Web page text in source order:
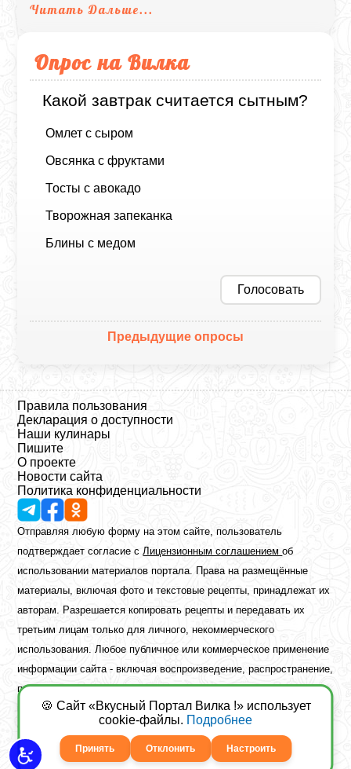
Читать Дальше...
Опрос на Вилка
Какой завтрак считается сытным?
Омлет с сыром
Овсянка с фруктами
Тосты с авокадо
Творожная запеканка
Блины с медом
Голосовать
Предыдущие опросы
Правила пользования
Декларация о доступности
Наши кулинары
Пишите
О проекте
Новости сайта
Политика конфиденциальности
Отправляя любую форму на этом сайте, пользователь
подтверждает согласие сЛицензионным соглашениемоб
использовании материалов портала. Права на размещённые
материалы, включая фото и текстовые рецепты, принадлежат их
авторам. Разрешается копировать рецепты и передавать их
третьим лицам только для личного, некоммерческого
использования. Любое публичное или коммерческое применение
информации сайта - включая воспроизведение, распространение,
публикацию или обработку - возможно лишь при наличии
предварительного письменного разрешения правообладателя.
Copyright ©2026 Вкусный Портал Вилка
Сайт построенfreebrush.net
🍪 Сайт «Вкусный Портал Вилка !» использует
cookie-файлы. Подробнее
Принять Отклонить Настроить